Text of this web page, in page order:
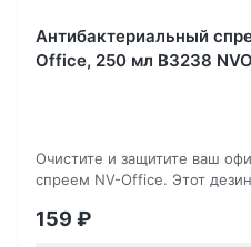
Антибактериальный
Office, 250 мл B3238
Очистите и защитите ваш
спреем NV-Office. Этот
159 ₽